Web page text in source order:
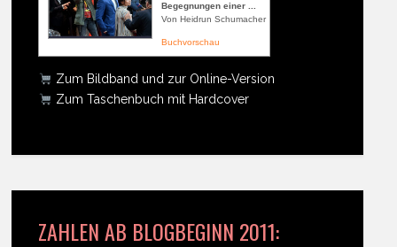
Begegnungen einer ...
Von Heidrun Schumacher
Buchvorschau
Zum Bildband und zur Online-Version
Zum Taschenbuch mit Hardcover
ZAHLEN AB BLOGBEGINN 2011: